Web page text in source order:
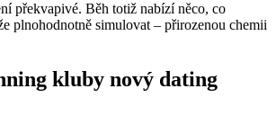
překvapivé. Běh totiž nabízí něco, co
plnohodnotně simulovat – přirozenou chemii
kluby nový dating